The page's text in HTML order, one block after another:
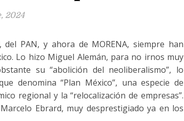
2024
PAN, y ahora de MORENA, siempre han
Lo hizo Miguel Alemán, para no irnos muy
su “abolición del neoliberalismo”, lo
denomina “Plan México”, una especie de
regional y la “relocalización de empresas”.
Ebrard, muy desprestigiado ya en los